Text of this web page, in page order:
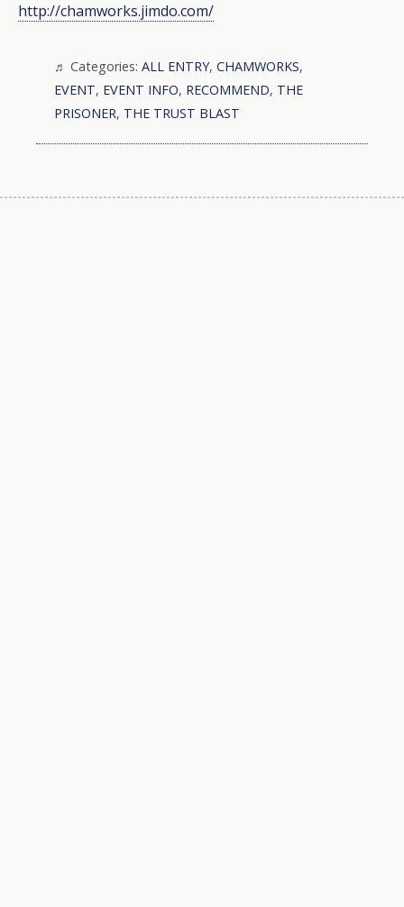
http://chamworks.jimdo.com/
Categories: ALL ENTRY, CHAMWORKS,
EVENT, EVENT INFO, RECOMMEND, THE
PRISONER, THE TRUST BLAST